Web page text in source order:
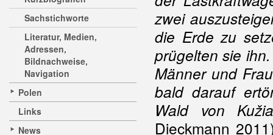
Sachstichworte
Literatur, Medien,
Adressen,
Bildnachweise,
Navigation
Polen
Links
News
zwei
die Erde zu
prügelten sie
Männer und
bald darauf
Wald von
Dieckmann